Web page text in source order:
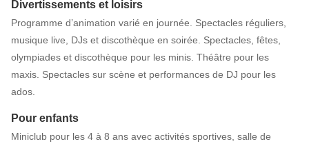
Divertissements et loisirs
Programme d’animation varié en journée. Spectacles réguliers,
musique live, DJs et discothèque en soirée. Spectacles, fêtes,
olympiades et discothèque pour les minis. Théâtre pour les
maxis. Spectacles sur scène et performances de DJ pour les
ados.
Pour enfants
Miniclub pour les 4 à 8 ans avec activités sportives, salle de